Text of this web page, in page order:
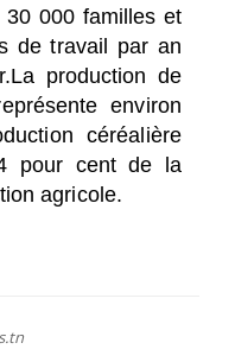
30 000 familles et
de travail par an
production de
environ
céréalière
pour cent de la
agricole.